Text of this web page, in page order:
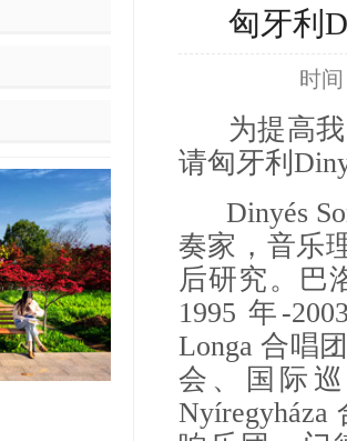
匈牙利
时
为提高我
请匈牙利
Dinyés
奏家，音乐
后研究。巴
1995 年-
Longa 合唱
会、国际